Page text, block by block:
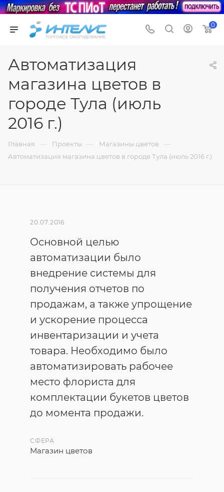
0
Автоматизация
магазина цветов в
городе Тула (июль
2016 г.)
Главная — Проекты — Магазины цветов —
Автоматизация магазина цветов в городе Тула (июль 2016 г.)
20.07.2016
Основной целью
автоматизации было
внедрение системы для
получения отчетов по
продажам, а также упрощение
и ускорение процесса
инвентаризации и учета
товара. Необходимо было
автоматизировать рабочее
место флориста для
комплектации букетов цветов
до момента продажи.
СФЕРА
Магазин цветов